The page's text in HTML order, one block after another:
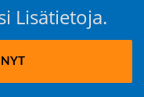
Lisätietoja.